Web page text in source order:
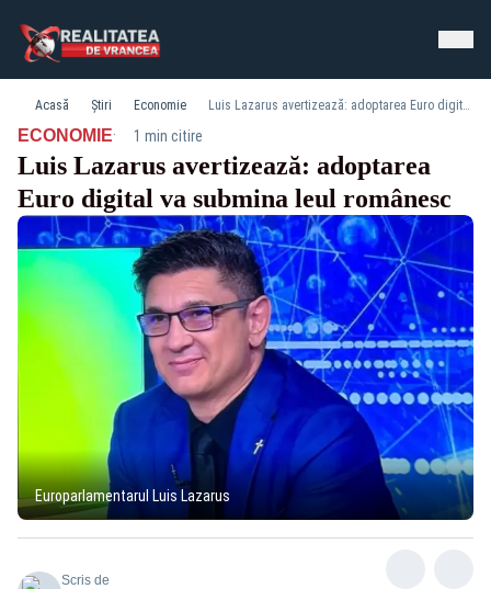
Acasă Știri Economie Luis Lazarus avertizează: adoptarea Euro digital va submina leul românesc
ECONOMIE· 1 min citire
Luis Lazarus avertizează: adoptarea
Euro digital va submina leul românesc
Europarlamentarul Luis Lazarus
Scris de